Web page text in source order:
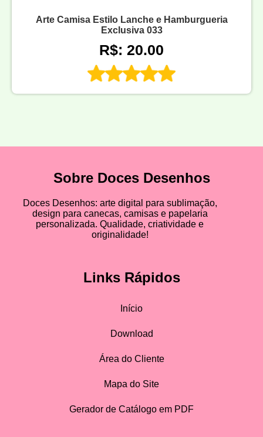
Arte Camisa Estilo Lanche e Hamburgueria
Exclusiva 033
R$: 20.00
Sobre Doces Desenhos
Doces Desenhos: arte digital para sublimação,
design para canecas, camisas e papelaria
personalizada. Qualidade, criatividade e
originalidade!
Links Rápidos
Início
Download
Área do Cliente
Mapa do Site
Gerador de Catálogo em PDF